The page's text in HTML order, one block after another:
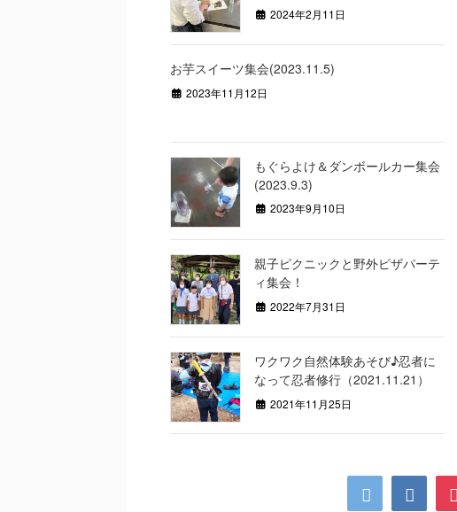
2024年2月11日
お芋スイーツ集会(2023.11.5)
2023年11月12日
もぐらよけ＆ダンボールカー集会
(2023.9.3)
2023年9月10日
親子ピクニックと野外ピザパーテ
ィ集会！
2022年7月31日
ワクワク自然体験あそび♪忍者に
なって忍者修行（2021.11.21）
2021年11月25日